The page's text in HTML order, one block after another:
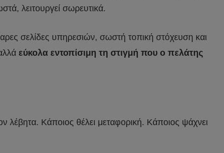
λειτουργεί σωρευτικά.
σελίδες υπηρεσιών, σωστή τοπική στόχευση και
εύκολα εντοπίσιμη τη στιγμή που ο πελάτης
λέβητα. Κάποιος θέλει μεταφορική. Κάποιος ψάχνει